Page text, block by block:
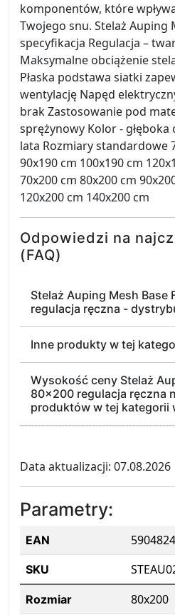
komponentów, które
Twojego snu. Stelaż Auping
specyfikacja Regulacja –
Maksymalne obciążenie
Płaska podstawa siatki
wentylację Napęd
brak Zastosowanie pod
sprężynowy Kolor - głęboka
lata Rozmiary standardowe
90x190 cm 100x190 cm
70x200 cm 80x200 cm
120x200 cm 140x200 cm
Odpowiedzi na
(FAQ)
Stelaż Auping Mesh Base
regulacja ręczna -
Inne produkty w tej
Wysokość ceny Stelaż
80x200 regulacja ręczna
produktów w tej kategorii
Data aktualizacji: 07.08.2026
Parametry:
EAN
SKU
Rozmiar 80x200